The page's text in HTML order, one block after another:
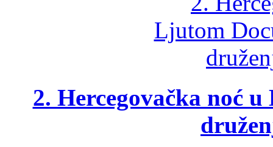
2. Hercegovačka noć